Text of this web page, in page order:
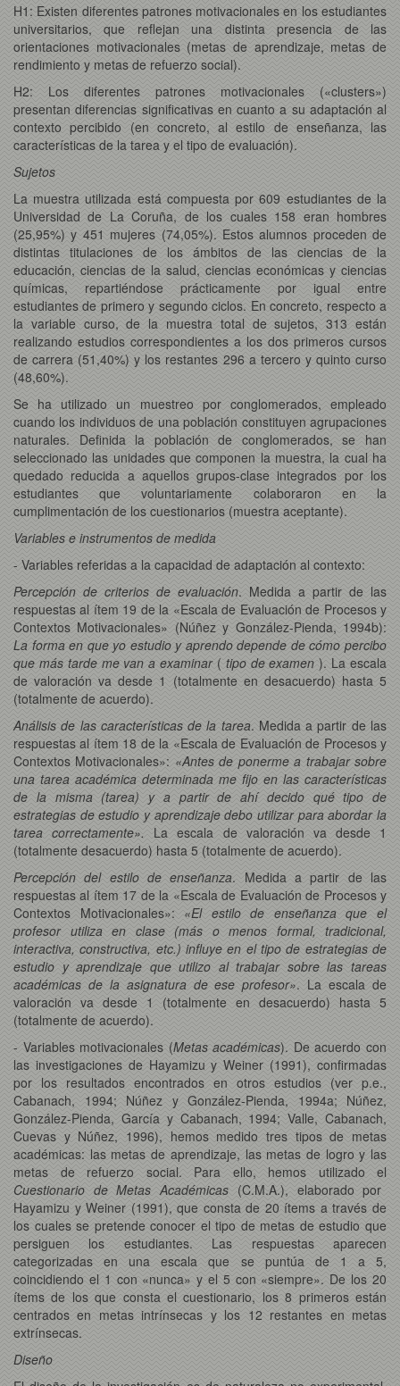
H1: Existen diferentes patrones motivacionales en los estudiantes
universitarios, que reflejan una distinta presencia de las
orientaciones motivacionales (metas de aprendizaje, metas de
rendimiento y metas de refuerzo social).
H2: Los diferentes patrones motivacionales («clusters»)
presentan diferencias significativas en cuanto a su adaptación al
contexto percibido (en concreto, al estilo de enseñanza, las
características de la tarea y el tipo de evaluación).
Sujetos
La muestra utilizada está compuesta por 609 estudiantes de la
Universidad de La Coruña, de los cuales 158 eran hombres
(25,95%) y 451 mujeres (74,05%). Estos alumnos proceden de
distintas titulaciones de los ámbitos de las ciencias de la
educación, ciencias de la salud, ciencias económicas y ciencias
químicas, repartiéndose prácticamente por igual entre
estudiantes de primero y segundo ciclos. En concreto, respecto a
la variable curso, de la muestra total de sujetos, 313 están
realizando estudios correspondientes a los dos primeros cursos
de carrera (51,40%) y los restantes 296 a tercero y quinto curso
(48,60%).
Se ha utilizado un muestreo por conglomerados, empleado
cuando los individuos de una población constituyen agrupaciones
naturales. Definida la población de conglomerados, se han
seleccionado las unidades que componen la muestra, la cual ha
quedado reducida a aquellos grupos-clase integrados por los
estudiantes que voluntariamente colaboraron en la
cumplimentación de los cuestionarios (muestra aceptante).
Variables e instrumentos de medida
- Variables referidas a la capacidad de adaptación al contexto:
Percepción de criterios de evaluación. Medida a partir de las
respuestas al ítem 19 de la «Escala de Evaluación de Procesos y
Contextos Motivacionales» (Núñez y González-Pienda, 1994b):
La forma en que yo estudio y aprendo depende de cómo percibo
que más tarde me van a examinar( tipo de examen ). La escala
de valoración va desde 1 (totalmente en desacuerdo) hasta 5
(totalmente de acuerdo).
Análisis de las características de la tarea. Medida a partir de las
respuestas al ítem 18 de la «Escala de Evaluación de Procesos y
Contextos Motivacionales»: «Antes de ponerme a trabajar sobre
una tarea académica determinada me fijo en las características
de la misma (tarea) y a partir de ahí decido qué tipo de
estrategias de estudio y aprendizaje debo utilizar para abordar la
tarea correctamente».
La escala de valoración va desde 1
(totalmente desacuerdo) hasta 5 (totalmente de acuerdo).
Percepción del estilo de enseñanza. Medida a partir de las
respuestas al ítem 17 de la «Escala de Evaluación de Procesos y
Contextos Motivacionales»: «El estilo de enseñanza que el
profesor utiliza en clase (más o menos formal, tradicional,
interactiva, constructiva, etc.) influye en el tipo de estrategias de
estudio y aprendizaje que utilizo al trabajar sobre las tareas
académicas de la asignatura de ese profesor». La escala de
valoración va desde 1 (totalmente en desacuerdo) hasta 5
(totalmente de acuerdo).
- Variables motivacionales (Metas académicas). De acuerdo con
las investigaciones de Hayamizu y Weiner (1991), confirmadas
por los resultados encontrados en otros estudios (ver p.e.,
Cabanach, 1994; Núñez y González-Pienda, 1994a; Núñez,
González-Pienda, García y Cabanach, 1994; Valle, Cabanach,
Cuevas y Núñez, 1996), hemos medido tres tipos de metas
académicas: las metas de aprendizaje, las metas de logro y las
metas de refuerzo social. Para ello, hemos utilizado el
Cuestionario de Metas Académicas (C.M.A.), elaborado por
Hayamizu y Weiner (1991), que consta de 20 ítems a través de
los cuales se pretende conocer el tipo de metas de estudio que
persiguen los estudiantes. Las respuestas aparecen
categorizadas en una escala que se puntúa de 1 a 5,
coincidiendo el 1 con «nunca» y el 5 con «siempre». De los 20
ítems de los que consta el cuestionario, los 8 primeros están
centrados en metas intrínsecas y los 12 restantes en metas
extrínsecas.
Diseño